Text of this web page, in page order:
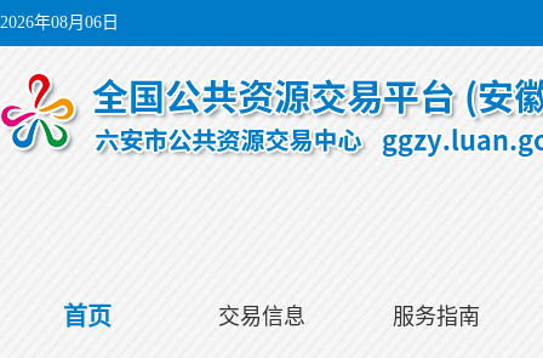
2026年08月06日
首页 交易信息 服务指南